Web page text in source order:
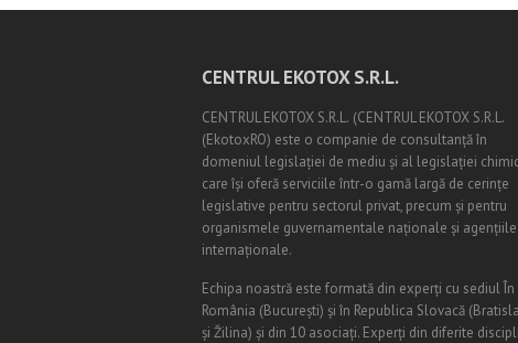
CENTRUL EKOTOX S.R.L.
CENTRUL EKOTOX S.R.L. (CENTRUL EKOTOX S.R.L.
(EkotoxRO) este o companie de consultanță în
domeniul legislației de mediu și al legislației
care își oferă serviciile într-o gamă largă de cerințe
legislative pentru sectorul privat, precum și pentru
organismele guvernamentale naționale și agențiile
internaționale.
Echipa noastră este formată din experți cu sediul În
România (Bucureşti) și în Republica Slovacă
și Žilina) și din 10 asociați. Experți din diferite